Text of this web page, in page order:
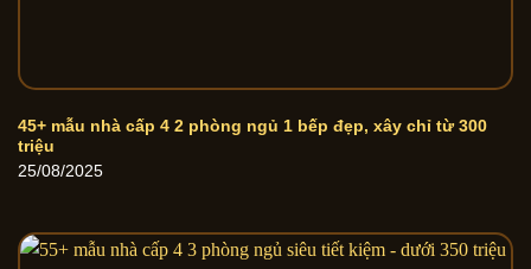
45+ mẫu nhà cấp 4 2 phòng ngủ 1 bếp đẹp, xây chỉ từ 300
triệu
25/08/2025